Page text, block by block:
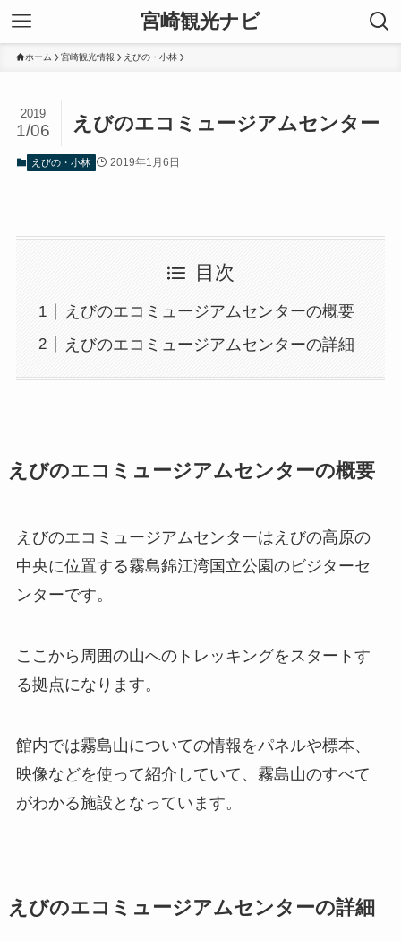
宮崎観光ナビ
ホーム 宮崎観光情報 えびの・小林
えびのエコミュージアムセンター
2019
1/06
えびの・小林 2019年1月6日
目次
えびのエコミュージアムセンターの概要
えびのエコミュージアムセンターの詳細
えびのエコミュージアムセンターの概要
えびのエコミュージアムセンターはえびの高原の
中央に位置する霧島錦江湾国立公園のビジターセ
ンターです。
ここから周囲の山へのトレッキングをスタートす
る拠点になります。
館内では霧島山についての情報をパネルや標本、
映像などを使って紹介していて、霧島山のすべて
がわかる施設となっています。
えびのエコミュージアムセンターの詳細